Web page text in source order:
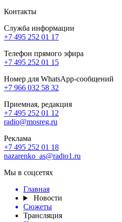
Контакты
Служба информации
+7 495 252 01 17
Телефон прямого эфира
+7 495 252 01 15
Номер для WhatsApp-сообщений
+7 966 032 58 32
Приемная, редакция
+7 495 252 01 12
radio@mosreg.ru
Реклама
+7 495 252 01 18
nazarenko_as@radio1.ru
Мы в соцсетях
Главная
Новости
Сюжеты
Трансляция